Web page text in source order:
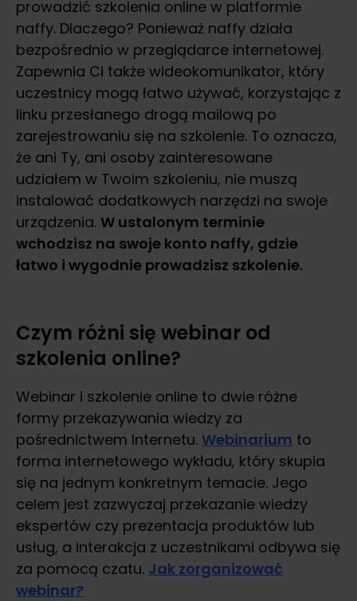
prowadzić szkolenia online w platformie
naffy. Dlaczego? Ponieważ naffy działa
bezpośrednio w przeglądarce internetowej.
Zapewnia Ci także wideokomunikator, który
uczestnicy mogą łatwo używać, korzystając z
linku przesłanego drogą mailową po
zarejestrowaniu się na szkolenie. To oznacza,
że ani Ty, ani osoby zainteresowane
udziałem w Twoim szkoleniu, nie muszą
instalować dodatkowych narzędzi na swoje
urządzenia. W ustalonym terminie
wchodzisz na swoje konto naffy, gdzie
łatwo i wygodnie prowadzisz szkolenie.
Czym różni się webinar od
szkolenia online?
Webinar i szkolenie online to dwie różne
formy przekazywania wiedzy za
pośrednictwem Internetu. Webinarium to
forma internetowego wykładu, który skupia
się na jednym konkretnym temacie. Jego
celem jest zazwyczaj przekazanie wiedzy
ekspertów czy prezentacja produktów lub
usług, a interakcja z uczestnikami odbywa się
za pomocą czatu. Jak zorganizować
webinar?